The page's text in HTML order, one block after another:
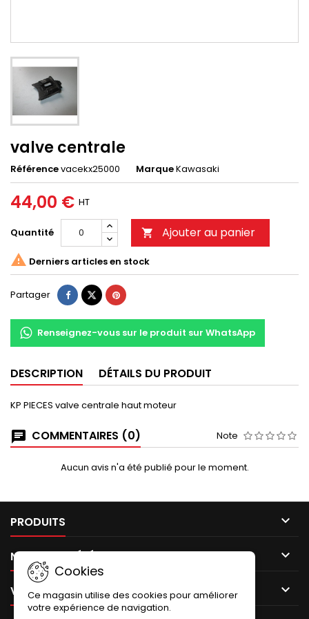
valve centrale
Référencevacekx25000 MarqueKawasaki
44,00 € HT
Quantité  Ajouter au panier
 Derniers articles en stock
Partager
Renseignez-vous sur le produit sur WhatsApp
DESCRIPTION DÉTAILS DU PRODUIT
KP PIECES valve centrale haut moteur
COMMENTAIRES (0) Note
Aucun avis n'a été publié pour le moment.
PRODUITS 
NOTRE SOCIÉTÉ 
VOTRE COMPTE 
Cookies
Ce magasin utilise des cookies pour améliorer
votre expérience de navigation.